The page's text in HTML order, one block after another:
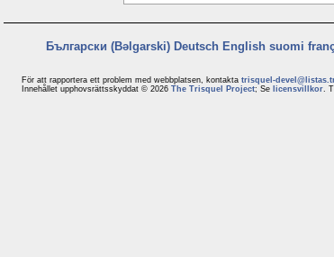
Български (Bəlgarski) Deutsch English suomi
För att rapportera ett problem med webbplatsen, kontakta trisquel-
Innehållet upphovsrättsskyddat © 2026 The Trisquel Project; Se licensvillkor .